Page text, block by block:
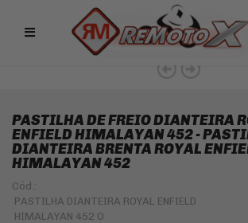
Remotox
10% OFF NO PIX
PASTILHA DE FREIO DIANTEIRA
ENFIELD HIMALAYAN 452 -
DIANTEIRA BRENTA ROYAL
HIMALAYAN 452
Cód.:
PASTILHA DIANTEIRA ROYAL ENFIELD
HIMALAYAN 452 O